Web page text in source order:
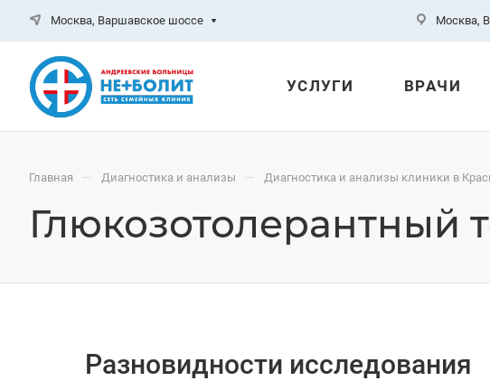
Москва, Варшавское шоссе Москва,
УСЛУГИ ВРАЧИ
Главная — Диагностика и анализы — Диагностика и анализы клиники в
Глюкозотолерантный
Разновидности исследования